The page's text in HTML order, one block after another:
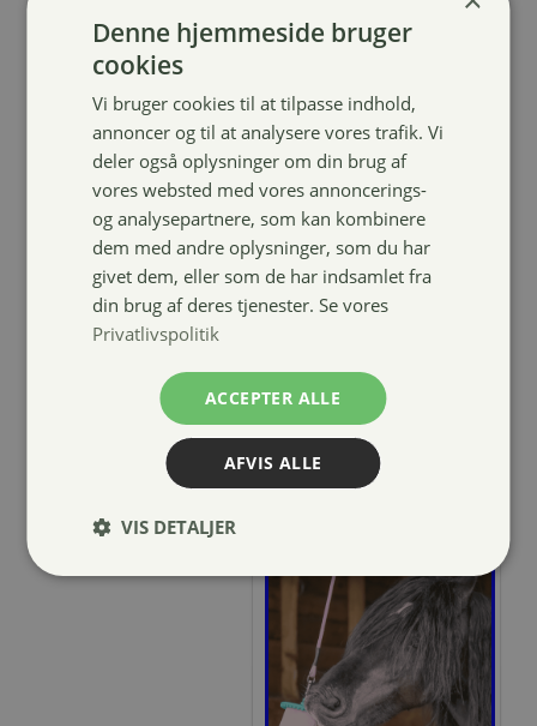
Waldhausen
anatomisk 2-
delt bid-12,5
cm-16 mm
Tilbud!
Denne hjemmeside bruger
cookies
Vi bruger cookies til at tilpasse indhold,
annoncer og til at analysere vores trafik. Vi
deler også oplysninger om din brug af
vores websted med vores annoncerings-
og analysepartnere, som kan kombinere
dem med andre oplysninger, som du har
givet dem, eller som de har indsamlet fra
din brug af deres tjenester. Se vores
Privatlivspolitik
ACCEPTER ALLE
AFVIS ALLE
VIS DETALJER